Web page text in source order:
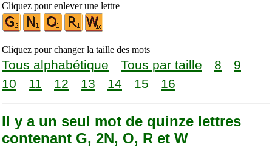
Cliquez pour enlever une lettre
Cliquez pour changer la taille des mots
Tous alphabétique Tous par taille 8
9
10
11 12 13 14 15 16
Il y a un seul mot de quinze lettres
contenant G, 2N, O, R et W